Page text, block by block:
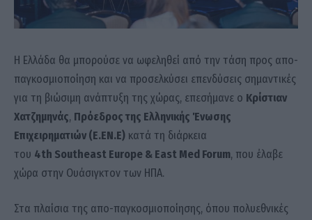
Η Ελλάδα θα μπορούσε να ωφεληθεί από την τάση προς απο-
παγκοσμιοποίηση και να προσελκύσει επενδύσεις σημαντικές
για τη βιώσιμη ανάπτυξη της χώρας, επεσήμανε ο Κρίστιαν
Χατζημηνάς, Πρόεδρος της Ελληνικής Ένωσης
Επιχειρηματιών (Ε.ΕΝ.Ε) κατά τη διάρκεια
του 4th Southeast Europe & East Med Forum, που έλαβε
χώρα στην Ουάσιγκτον των ΗΠΑ.
Στα πλαίσια της απο-παγκοσμιοποίησης, όπου πολυεθνικές